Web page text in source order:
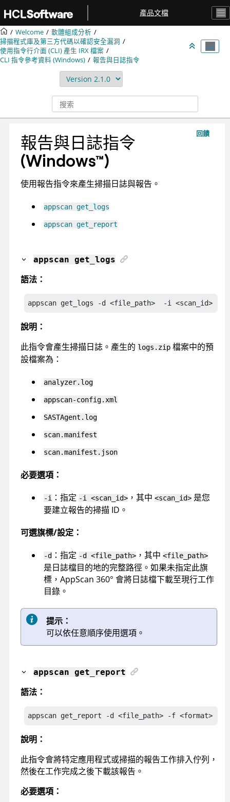
產品文檔
Welcome
軟體組成分析
掃描程式庫及第三方代碼以確認安全漏洞
使用指令行介面 (CLI) 產生 IRX檔案
CLI 指令參考資料 (Windows)
報告與日誌指令
回饋
報告與日誌指令
(Windows™)
使用報告指令來產生掃描日誌與報告。
appscan get_logs
appscan get_report
appscan get_logs
語法：
appscan get_logs -d <file_path>  -i <scan_id>
說明：
此指令會產生掃描日誌。產生的 logs.zip 檔案中的預
設檔案為：
analyzer.log
appscan-config.xml
SASTAgent.log
scan.manifest
scan.manifest.json
必要選項：
-i ：指定 -i <scan_id> ，其中 <scan_id> 是您
要建立報告的掃描 ID。
可選旗標/設定：
-d ：指定 -d <file_path> ，其中 <file_path>
是日誌檔目的地的完整路徑。如果未指定此旗
標， AppScan 360° 會將日誌檔下載至現行工作
目錄。
提示：
可以依任意順序使用選項。
appscan get_report
語法：
appscan get_report -d <file_path> -f <format> -
說明：
此指令會將特定應用程式或掃描的報告工作排入佇列，
然後在工作完成之後下載該報告。
必要選項：